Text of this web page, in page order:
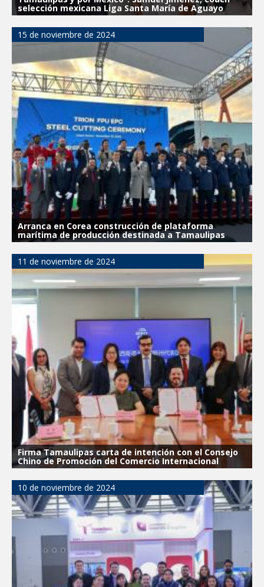
selección mexicana Liga Santa María de Aguayo
15 de noviembre de 2024
Arranca en Corea construcción de plataforma
marítima de producción destinada a Tamaulipas
11 de noviembre de 2024
Firma Tamaulipas carta de intención con el Consejo
Chino de Promoción del Comercio Internacional
10 de noviembre de 2024